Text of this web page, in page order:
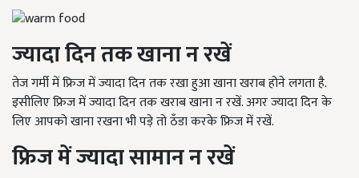
ज्यादा दिन तक खाना न रखें
तेज गर्मी में फ्रिज में ज्यादा दिन तक रखा हुआ खाना खराब होने लगता है.
इसीलिए फ्रिज में ज्यादा दिन तक खराब खाना न रखें. अगर ज्यादा दिन के
लिए आपको खाना रखना भी पड़े तो ठँडा करके फ्रिज में रखें.
फ्रिज में ज्यादा सामान न रखें